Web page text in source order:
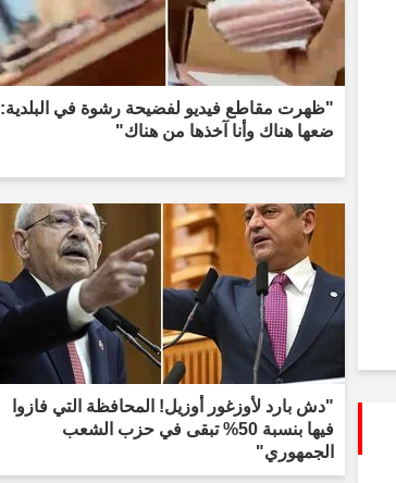
"ظهرت مقاطع فيديو لفضيحة رشوة في البلدية:
ضعها هناك وأنا آخذها من هناك"
"دش بارد لأوزغور أوزيل! المحافظة التي فازوا
فيها بنسبة 50% تبقى في حزب الشعب
الجمهوري"